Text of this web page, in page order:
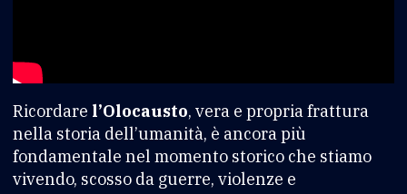
Ricordare l’Olocausto, vera e propria frattura
nella storia dell’umanità, è ancora più
fondamentale nel momento storico che stiamo
vivendo, scosso da guerre, violenze e